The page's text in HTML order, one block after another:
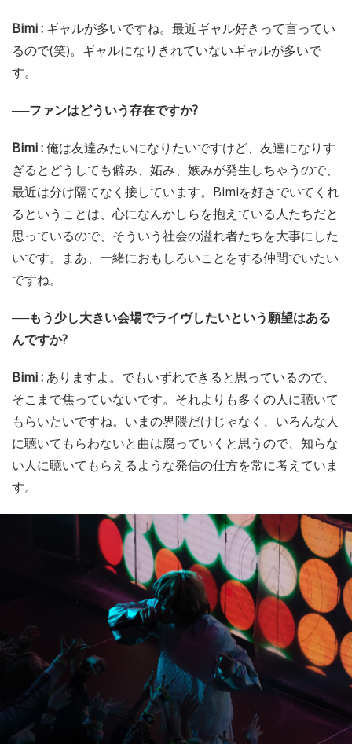
Bimi : ギャルが多いですね。最近ギャル好きって言ってい
るので(笑)。ギャルになりきれていないギャルが多いで
す。
──ファンはどういう存在ですか?
Bimi :俺は友達みたいになりたいですけど、友達になりす
ぎるとどうしても僻み、妬み、嫉みが発生しちゃうので、
最近は分け隔てなく接しています。Bimiを好きでいてくれ
るということは、心になんかしらを抱えている人たちだと
思っているので、そういう社会の溢れ者たちを大事にした
いです。まあ、一緒におもしろいことをする仲間でいたい
ですね。
──もう少し大きい会場でライヴしたいという願望はある
んですか?
Bimi : ありますよ。でもいずれできると思っているので、
そこまで焦っていないです。それよりも多くの人に聴いて
もらいたいですね。いまの界隈だけじゃなく、いろんな人
に聴いてもらわないと曲は腐っていくと思うので、知らな
い人に聴いてもらえるような発信の仕方を常に考えていま
す。